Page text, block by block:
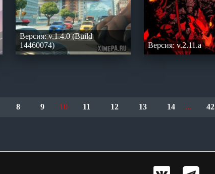
Версия: v.1.4.0 (Build
14460074)
Версия: v.2.11.a
8 9 10 11 12 13 14 ... 42